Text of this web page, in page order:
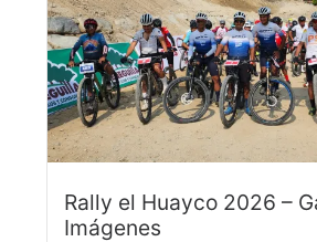
Rally el Huayco 2026 –
Imágenes